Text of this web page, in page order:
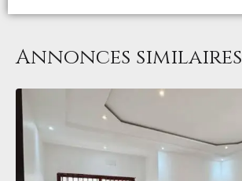
Annonces similaires